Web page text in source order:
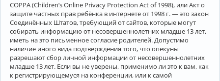
COPPA (Children’s Online Privacy Protection Act of 1998), или Акт о
защите частных прав ребёнка в интернете от 1998 г. — это закон
Соединённых Штатов, требующий от сайтов, которые могут
собирать информацию от несовершеннолетних младше 13 лет,
иметь на это письменное согласие родителей. Допустимо
наличие иного вида подтверждения того, что опекуны
разрешают сбор личной информации от несовершеннолетних
младше 13 лет. Если вы не уверены, применимо ли это к вам, как
к регистрирующемуся на конференции, или к самой